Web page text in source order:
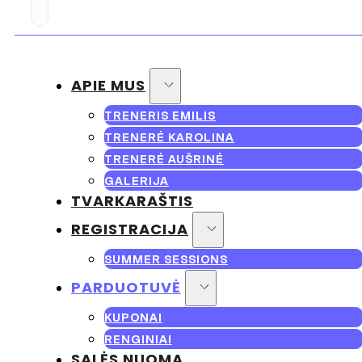
APIE MUS
TRENERIS EMILIS
TRENERĖ KAROLINA
TRENERĖ AUŠRINĖ
GALERIJA
TVARKARAŠTIS
REGISTRACIJA
SUMMER SESSIONS
PARDUOTUVĖ
KUPONAI
RENGINIAI